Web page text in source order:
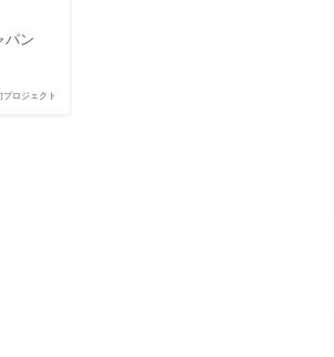
プロジェクト
パン